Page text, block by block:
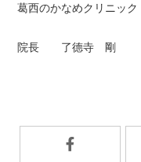
葛西のかなめクリニック
院長 了德寺 剛